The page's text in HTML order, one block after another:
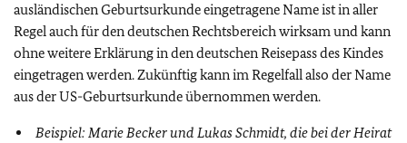
ausländischen Geburtsurkunde eingetragene Name ist in aller
Regel auch für den deutschen Rechtsbereich wirksam und kann
ohne weitere Erklärung in den deutschen Reisepass des Kindes
eingetragen werden. Zukünftig kann im Regelfall also der Name
aus der US-Geburtsurkunde übernommen werden.
Beispiel: Marie Becker und Lukas Schmidt, die bei der Heirat